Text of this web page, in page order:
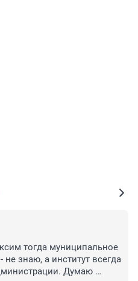
тогда муниципальное
не знаю, а институт всегда
Думаю